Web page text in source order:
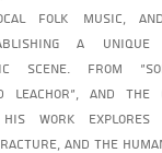
folk music,
a
scene. From
LeAchor”, and
his work explores
and the